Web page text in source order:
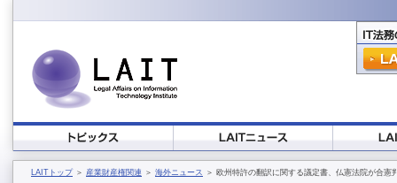
LAITトップ＞ 産業財産権関連 ＞ 海外ニュース ＞ 欧州特許の翻訳に関する議定書、仏憲法院が合憲